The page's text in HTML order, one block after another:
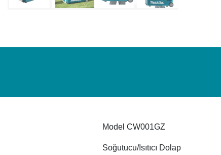
Model CW001GZ
Soğutucu/Isıtıcı Dolap